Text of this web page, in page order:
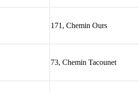
171, Chemin Ours
73, Chemin Tacounet